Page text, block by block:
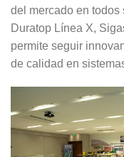
del mercado en todos
Duratop Línea X,
permite seguir
de calidad en